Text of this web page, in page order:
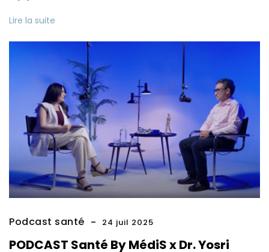
Lire la suite
Podcast santé 24 juil 2025
PODCAST Santé By MédiS x Dr. Yosri